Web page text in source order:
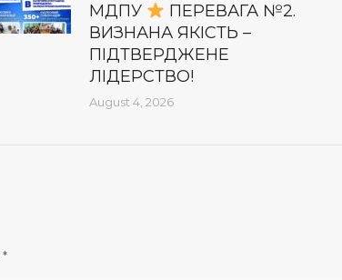
МДПУ
ПЕРЕВАГА №2.
ВИЗНАНА ЯКІСТЬ –
ПІДТВЕРДЖЕНЕ
ЛІДЕРСТВО!
August 4, 2026
*